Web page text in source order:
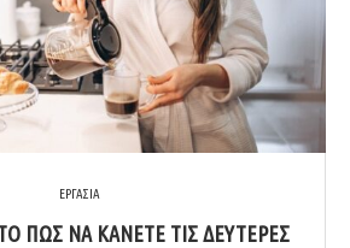
ΕΡΓΑΣΙΑ
ΠΩΣ ΝΑ ΚΑΝΕΤΕ ΤΙΣ ΔΕΥΤΕΡΕΣ